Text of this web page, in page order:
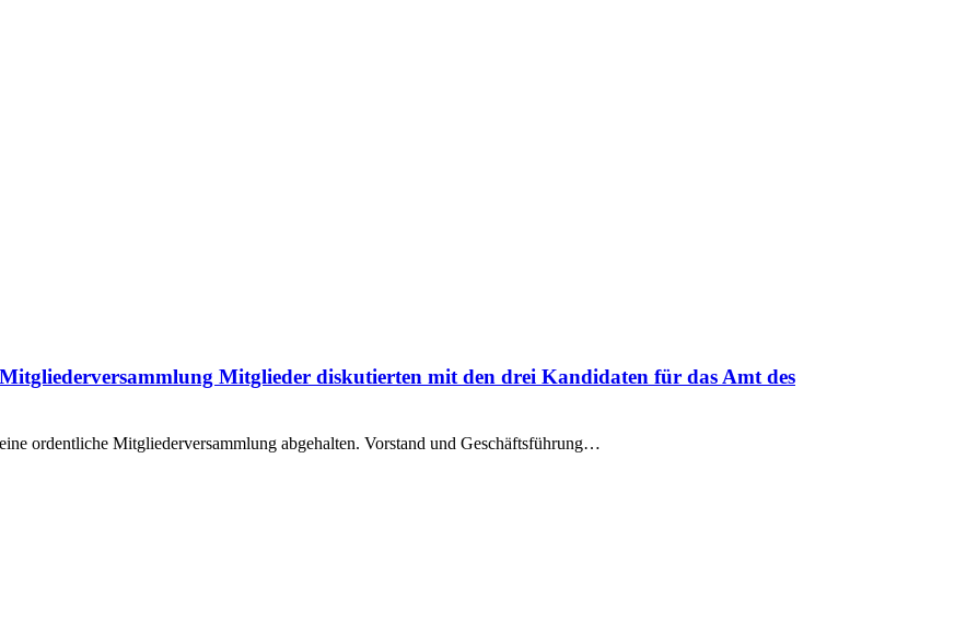
Mitglieder diskutierten mit den drei Kandidaten für das Amt des
ordentliche Mitgliederversammlung abgehalten. Vorstand und Geschäftsführung…